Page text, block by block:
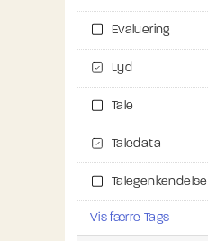
Evaluering
Lyd
Tale
Taledata
Talegenkendelse
Vis færre Tags